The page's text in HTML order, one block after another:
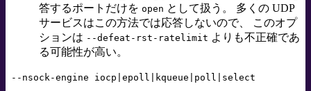
答するポートだけを open として扱う。 多くの UDP
サービスはこの方法では応答しないので、 このオプ
ションは --defeat-rst-ratelimit よりも不正確であ
る可能性が高い。
--nsock-engine iocp|epoll|kqueue|poll|select